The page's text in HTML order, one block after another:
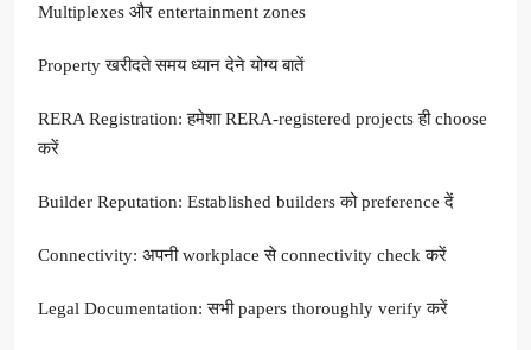
Multiplexes और entertainment zones
Property खरीदते समय ध्यान देने योग्य बातें
RERA Registration: हमेशा RERA-registered projects ही choose
करें
Builder Reputation: Established builders को preference दें
Connectivity: अपनी workplace से connectivity check करें
Legal Documentation: सभी papers thoroughly verify करें